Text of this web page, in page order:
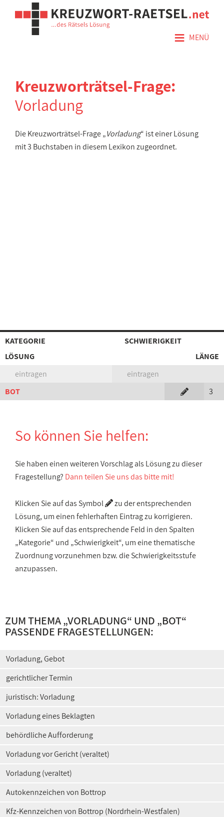
≡ MENÜ
Kreuzworträtsel-Frage:
Vorladung
Die Kreuzworträtsel-Frage „Vorladung“ ist einer Lösung
mit 3 Buchstaben in diesem Lexikon zugeordnet.
KATEGORIE
SCHWIERIGKEIT
LÖSUNG
LÄNGE
eintragen
eintragen
BOT
3
So können Sie helfen:
Sie haben einen weiteren Vorschlag als Lösung zu dieser
Fragestellung? Dann teilen Sie uns das bitte mit!
Klicken Sie auf das Symbol
zu der entsprechenden
Lösung, um einen fehlerhaften Eintrag zu korrigieren.
Klicken Sie auf das entsprechende Feld in den Spalten
„Kategorie“ und „Schwierigkeit“, um eine thematische
Zuordnung vorzunehmen bzw. die Schwierigkeitsstufe
anzupassen.
ZUM THEMA „VORLADUNG“ UND „BOT“
PASSENDE FRAGESTELLUNGEN:
Vorladung, Gebot
gerichtlicher Termin
juristisch: Vorladung
Vorladung eines Beklagten
behördliche Aufforderung
Vorladung vor Gericht (veraltet)
Vorladung (veraltet)
Autokennzeichen von Bottrop
Kfz-Kennzeichen von Bottrop (Nordrhein-Westfalen)